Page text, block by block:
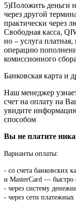
5)Положить деньги
через другой
практически через
Свободная касса,
но – услуга
операцию
комиссионного
Банковская карта и
Наш менеджер
счет на оплату на
увидите
способом
Вы не платите
Варианты оплаты:
- со счета банковских
и MasterCard — быстро
- через систему
- через сети